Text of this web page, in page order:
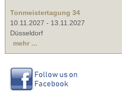
Tonmeistertagung 34
10.11.2027 - 13.11.2027
Düsseldorf
mehr ...